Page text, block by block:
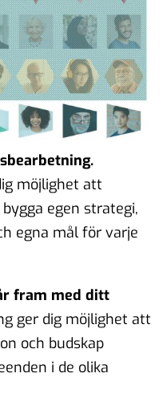
möjlighet att
egen strategi,
egna mål för varje
fram med ditt
ger dig möjlighet att
och budskap
i de olika